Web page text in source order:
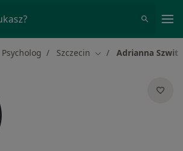
Psycholog Szczecin Zmień miasto
Adrianna Szwit